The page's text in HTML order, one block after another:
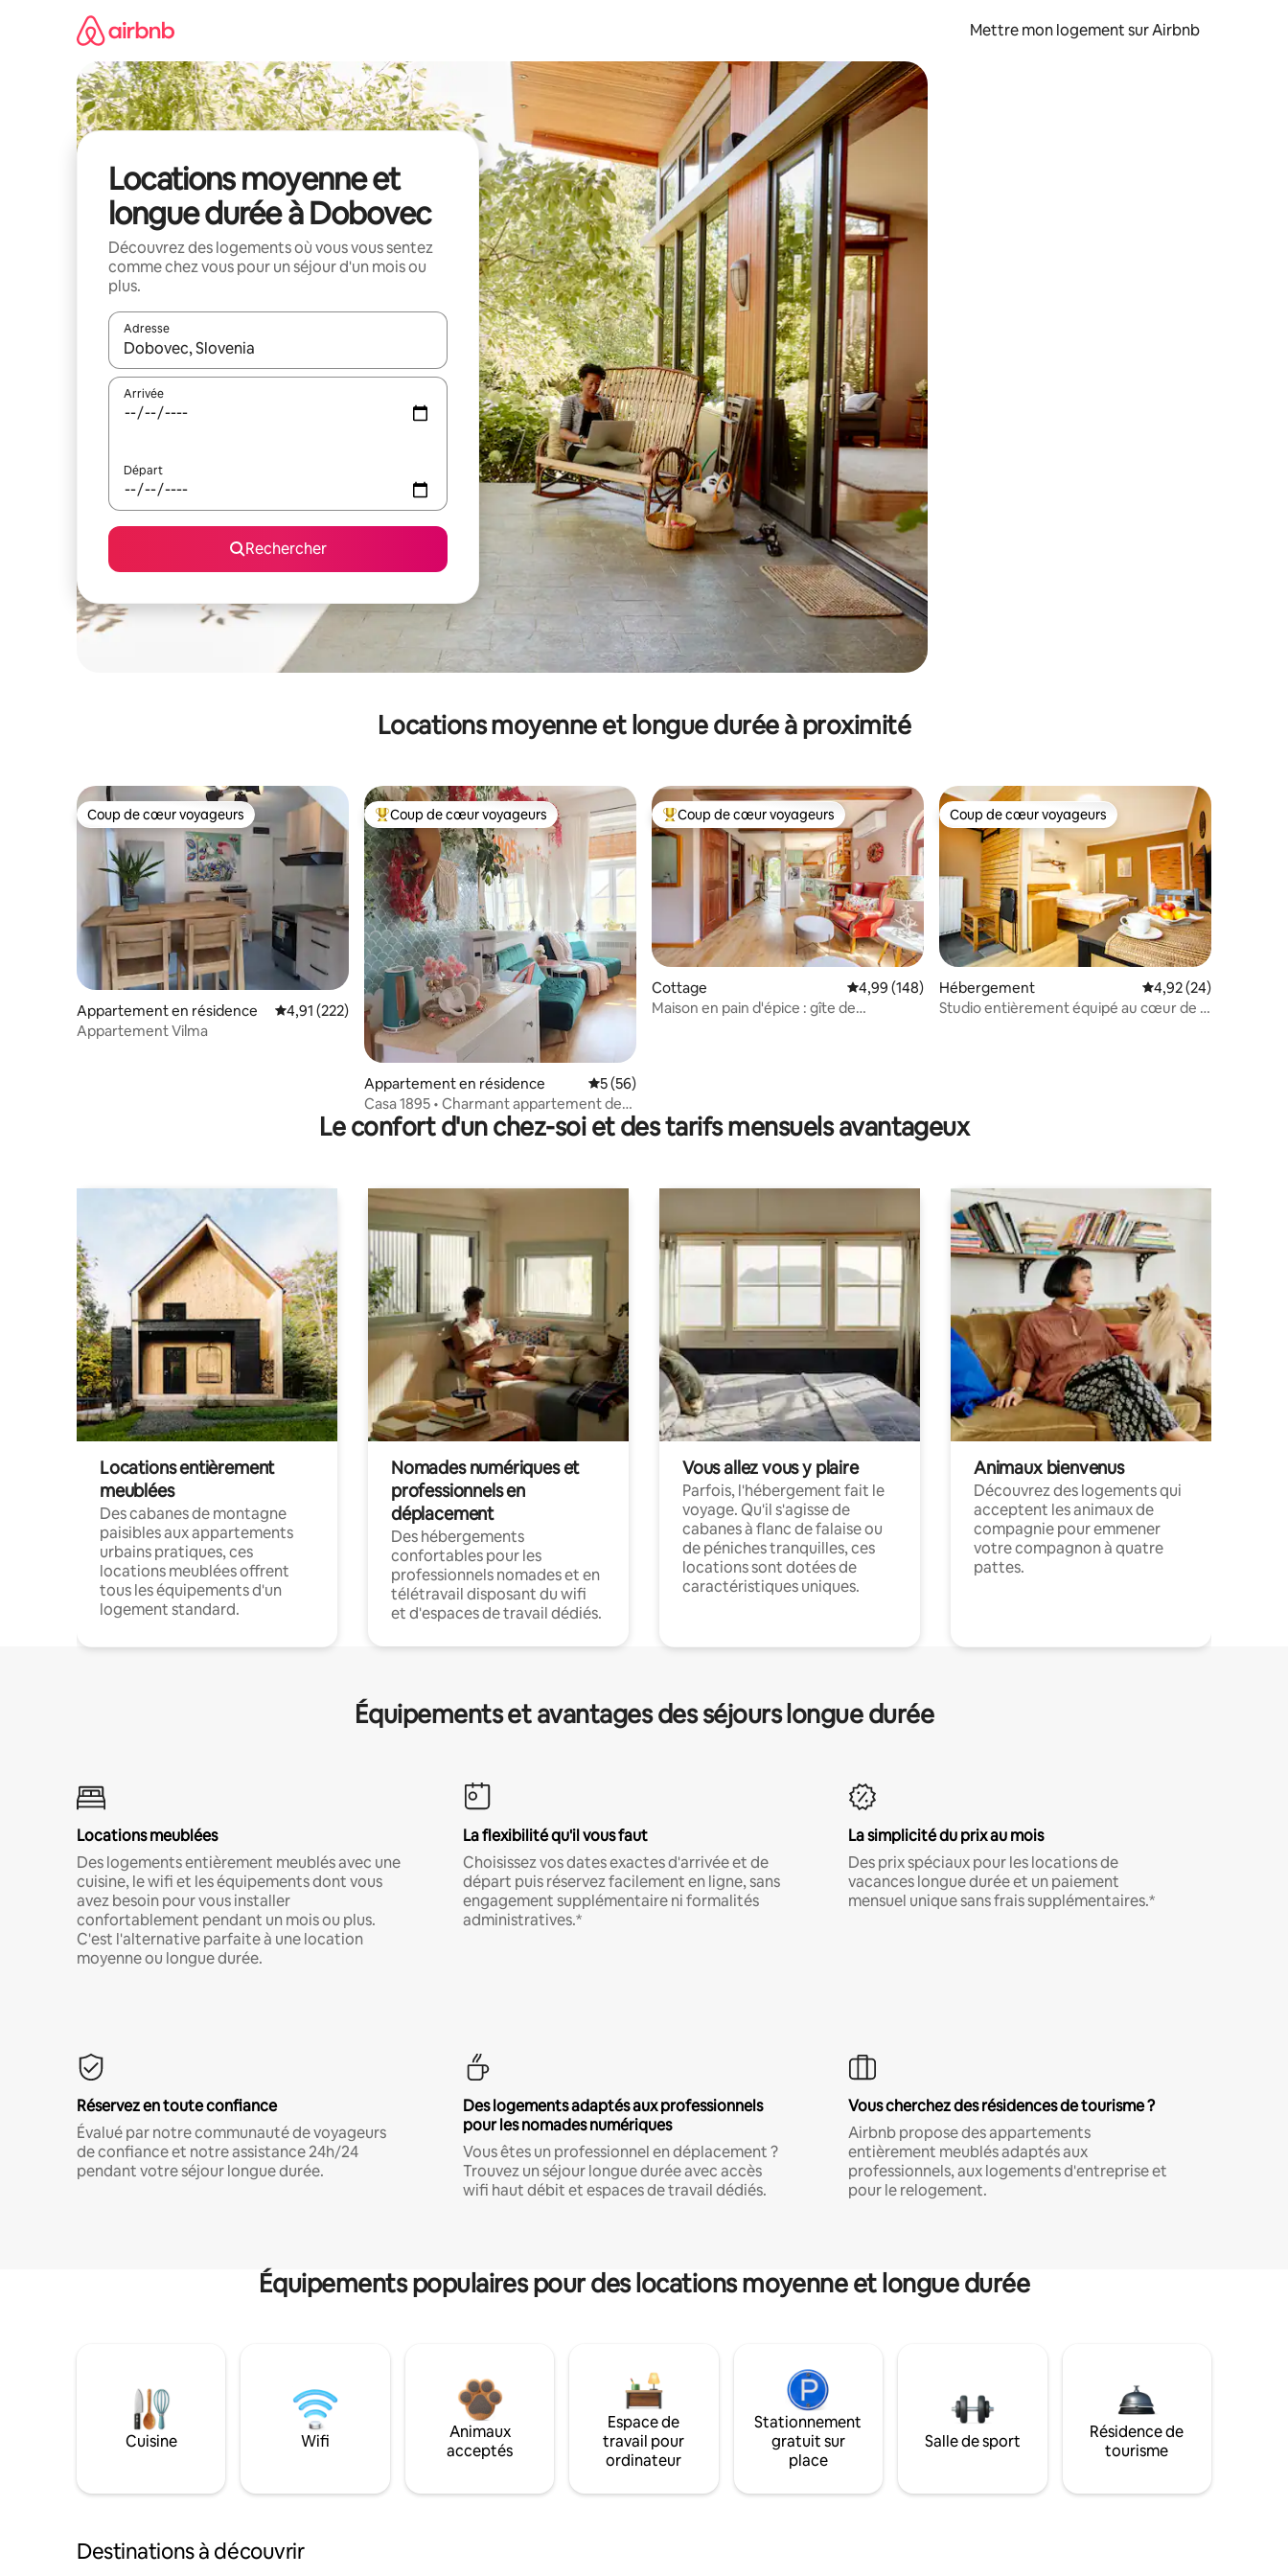
Mettre mon logement sur Airbnb
Locations moyenne et
longue durée à Dobovec
Découvrez des logements où vous vous sentez
comme chez vous pour un séjour d'un mois ou
plus.
Adresse
Lorsque les résultats s'affichent, utilisez les flèches vers le haut et vers le bas pour les parcourir ou en appuyant et en faisant glisser.
Arrivée
Départ
Rechercher
Locations moyenne et longue durée à proximité
Coup de cœur voyageurs
Coup de cœur voyageurs
Appartement en résidence Évaluation moyenne sur la base de 222 commentaires : 4,91 sur 5
4,91 (222)
Appartement Vilma
Coups de cœur voyageurs les plus appréciés
Coup de cœur voyageurs
Appartement en résidence Évaluation moyenne sur la base de 56 commentaires : 5 sur 5
5 (56)
Casa 1895 • Charmant appartement de
charme avec âme
Coups de cœur voyageurs les plus appréciés
Coup de cœur voyageurs
Cottage Évaluation moyenne sur la base de 148 commentaires : 4,99 sur 5
4,99 (148)
Maison en pain d'épice : gîte de
Coup de cœur voyageurs
Coup de cœur voyageurs
Hébergement Évaluation moyenne
4,92 (24)
Studio entièrement équipé au cœur de la
Le confort d'un chez-soi et des tarifs mensuels avantageux
Locations entièrement
meublées
Des cabanes de montagne
paisibles aux appartements
urbains pratiques, ces
locations meublées offrent
tous les équipements d'un
logement standard.
Nomades numériques et
professionnels en
déplacement
Des hébergements
confortables pour les
professionnels nomades et en
télétravail disposant du wifi
et d'espaces de travail dédiés.
Vous allez vous y plaire
Parfois, l'hébergement fait le
voyage. Qu'il s'agisse de
cabanes à flanc de falaise ou
de péniches tranquilles, ces
locations sont dotées de
caractéristiques uniques.
Animaux bienvenus
Découvrez des logements qui
acceptent les animaux de
compagnie pour emmener
votre compagnon à quatre
pattes.
Équipements et avantages des séjours longue durée
Locations meublées
Des logements entièrement meublés avec une
cuisine, le wifi et les équipements dont vous
avez besoin pour vous installer
confortablement pendant un mois ou plus.
C'est l'alternative parfaite à une location
moyenne ou longue durée.
La flexibilité qu'il vous faut
Choisissez vos dates exactes d'arrivée et de
départ puis réservez facilement en ligne, sans
engagement supplémentaire ni formalités
administratives.*
La simplicité du prix au mois
Des prix spéciaux pour les locations de
vacances longue durée et un paiement
mensuel unique sans frais supplémentaires.*
Réservez en toute confiance
Évalué par notre communauté de voyageurs
de confiance et notre assistance 24h/24
pendant votre séjour longue durée.
Des logements adaptés aux professionnels
pour les nomades numériques
Vous êtes un professionnel en déplacement ?
Trouvez un séjour longue durée avec accès
wifi haut débit et espaces de travail dédiés.
Vous cherchez des résidences de tourisme ?
Airbnb propose des appartements
entièrement meublés adaptés aux
professionnels, aux logements d'entreprise et
pour le relogement.
Équipements populaires pour des locations moyenne et longue durée
Cuisine Wifi
Animaux
acceptés
Espace de
travail pour
ordinateur
Stationnement
gratuit sur
place
Salle de sport
Résidence de
tourisme
Destinations à découvrir